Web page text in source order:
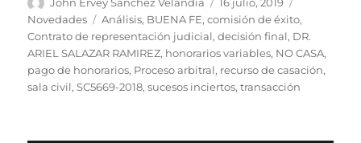
el
Novedades
Etiquetas
Análisis, BUENA FE,comisión de éxito,
Contrato de representación judicial,decisión final, DR.
ARIEL SALAZAR RAMIREZ, honorarios variables, NO CASA,
pago de honorarios, Proceso arbitral, recurso de casación,
sala civil,SC5669-2018,sucesos inciertos,transacción